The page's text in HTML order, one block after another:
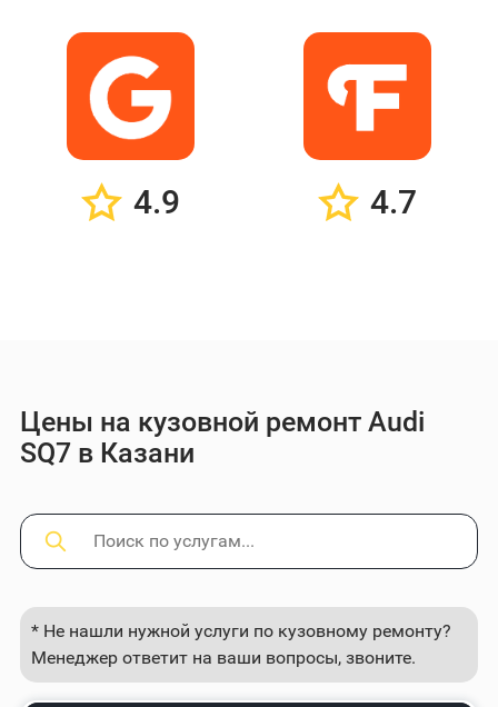
4.9 4.7
Цены на кузовной ремонт Audi
SQ7 в Казани
* Не нашли нужной услуги по кузовному ремонту?
Менеджер ответит на ваши вопросы, звоните.